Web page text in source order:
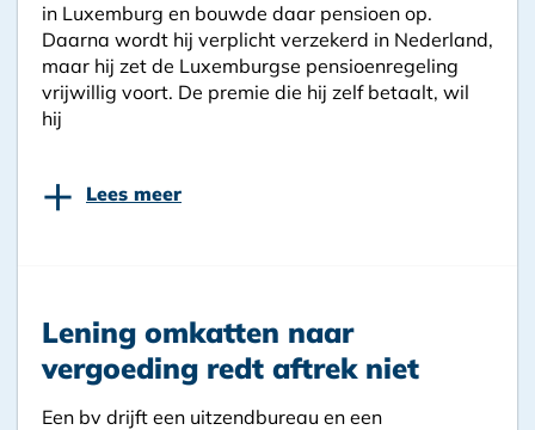
in Luxemburg en bouwde daar pensioen op.
Daarna wordt hij verplicht verzekerd in Nederland,
maar hij zet de Luxemburgse pensioenregeling
vrijwillig voort. De premie die hij zelf betaalt, wil
hij
+ Lees meer
Lening omkatten naar
vergoeding redt aftrek niet
Een bv drijft een uitzendbureau en een